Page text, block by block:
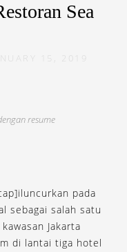
Sea
15, 2019
resume
pada
sebagai salah satu
Jakarta
di lantai tiga hotel